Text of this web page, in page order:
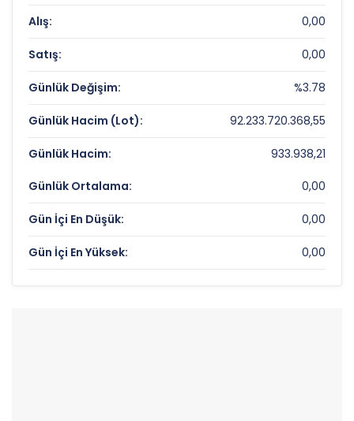
Alış: 0,00
Satış: 0,00
Günlük Değişim: %3.78
Günlük Hacim (Lot): 92.233.720.368,55
Günlük Hacim: 933.938,21
Günlük Ortalama: 0,00
Gün İçi En Düşük: 0,00
Gün İçi En Yüksek: 0,00